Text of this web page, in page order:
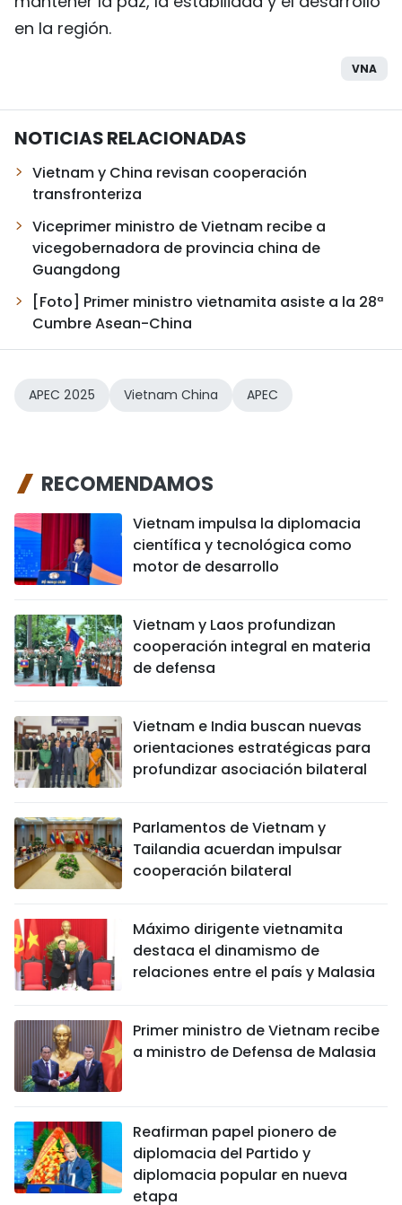
en la región.
VNA
NOTICIAS RELACIONADAS
Vietnam y China revisan cooperación
transfronteriza
Viceprimer ministro de Vietnam recibe a
vicegobernadora de provincia china de
Guangdong
[Foto] Primer ministro vietnamita asiste a la 28ª
Cumbre Asean-China
APEC 2025 Vietnam China APEC
RECOMENDAMOS
Vietnam impulsa la diplomacia
científica y tecnológica como
motor de desarrollo
Vietnam y Laos profundizan
cooperación integral en materia
de defensa
Vietnam e India buscan nuevas
orientaciones estratégicas para
profundizar asociación bilateral
Parlamentos de Vietnam y
Tailandia acuerdan impulsar
cooperación bilateral
Máximo dirigente vietnamita
destaca el dinamismo de
relaciones entre el país y Malasia
Primer ministro de Vietnam recibe
a ministro de Defensa de Malasia
Reafirman papel pionero de
diplomacia del Partido y
diplomacia popular en nueva
etapa